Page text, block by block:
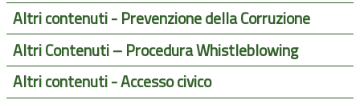
Altri contenuti - Prevenzione della Corruzione
Altri Contenuti – Procedura Whistleblowing
Altri contenuti - Accesso civico